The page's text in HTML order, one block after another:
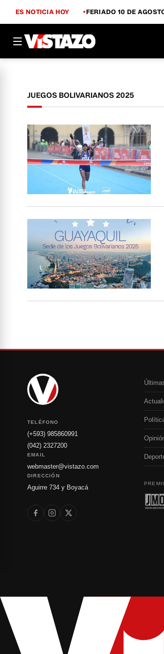
ES NOTICIA HOY FERIADO 10 DE
JUEGOS BOLIVARIANOS 2025
TELÉFONO
(+593) 985860991
(042) 2327200
EMAIL
webmaster@vistazo.com
DIRECCIÓN
Aguirre 734 y Boyacá